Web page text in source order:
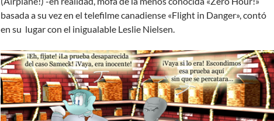
basada a su vez en el telefilme canadiense «Flight in Danger», contó
en su lugar con el inigualable Leslie Nielsen.